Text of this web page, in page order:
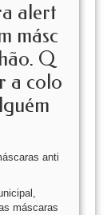
alert
másc
Q
a colo
anti
máscaras